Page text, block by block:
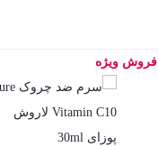
بستن
فروش ویژه